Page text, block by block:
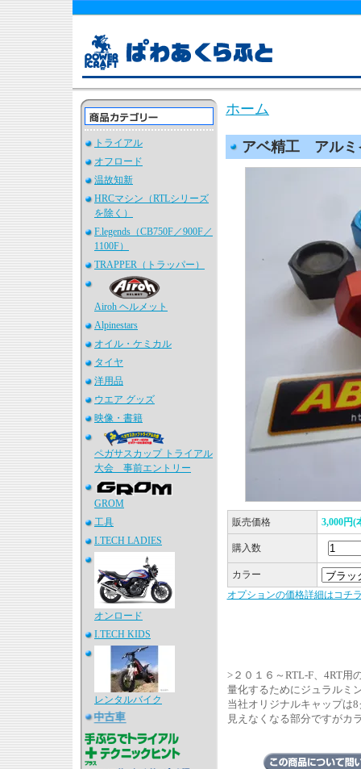
トライアル
オフロード
温故知新
HRCマシン（RTLシリーズ
を除く）
F.legends（CB750F／900F／
1100F）
TRAPPER（トラッパー）
Airoh ヘルメット
Alpinestars
オイル・ケミカル
タイヤ
洋用品
ウエア グッズ
映像・書籍
ペガサスカップ トライアル
大会 事前エントリー
GROM
工具
I.TECH LADIES
オンロード
I.TECH KIDS
レンタルバイク
ホーム
アベ精工 アルミ
販売価格 3,000円(
購入数
カラー
オプションの価格詳細はコチ
>２０１６～RTL-F、4RT用
量化するためにジュラルミ
当社オリジナルキャップは
見えなくなる部分ですがカ